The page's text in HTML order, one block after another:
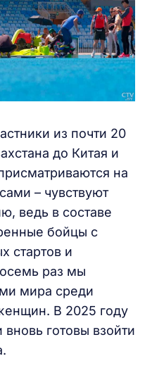
из почти 20
до Китая и
на
– чувствуют
ведь в составе
бойцы с
стартов и
раз мы
мира среди
В 2025 году
готовы взойти